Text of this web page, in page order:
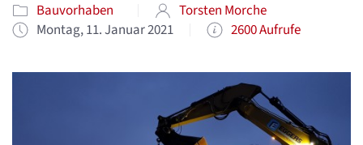
Bauvorhaben
Torsten Morche
Montag, 11. Januar 2021
2600 Aufrufe